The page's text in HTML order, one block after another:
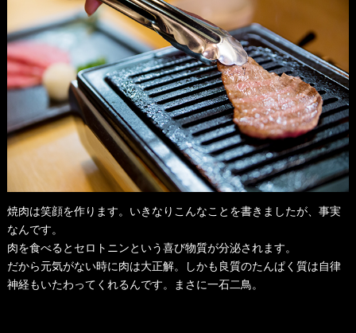
焼肉は笑顔を作ります。いきなりこんなことを書きましたが、事実
なんです。
肉を食べるとセロトニンという喜び物質が分泌されます。
だから元気がない時に肉は大正解。しかも良質のたんぱく質は自律
神経もいたわってくれるんです。まさに一石二鳥。